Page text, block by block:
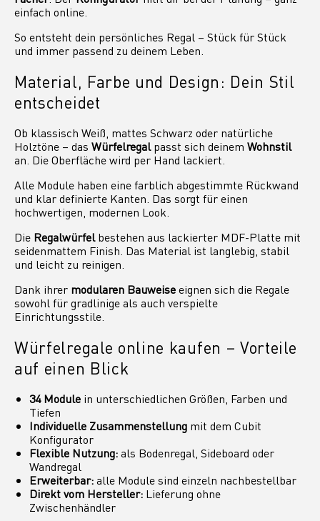
einfach online.
So entsteht dein persönliches Regal – Stück für Stück
und immer passend zu deinem Leben.
Material, Farbe und Design: Dein Stil
entscheidet
Ob klassisch Weiß, mattes Schwarz oder natürliche
Holztöne – das Würfelregalpasst sich deinem Wohnstil
an. Die Oberfläche wird per Hand lackiert.
Alle Module haben eine farblich abgestimmte Rückwand
und klar definierte Kanten. Das sorgt für einen
hochwertigen, modernen Look.
Die Regalwürfelbestehen aus lackierter MDF-Platte mit
seidenmattem Finish. Das Material ist langlebig, stabil
und leicht zu reinigen.
Dank ihrer modularen Bauweiseeignen sich die Regale
sowohl für gradlinige als auch verspielte
Einrichtungsstile.
Würfelregale online kaufen – Vorteile
auf einen Blick
34 Module in unterschiedlichen Größen, Farben und
Tiefen
Individuelle Zusammenstellung mit dem Cubit
Konfigurator
Flexible Nutzung:als Bodenregal, Sideboard oder
Wandregal
Erweiterbar:alle Module sind einzeln nachbestellbar
Direkt vom Hersteller: Lieferung ohne
Zwischenhändler